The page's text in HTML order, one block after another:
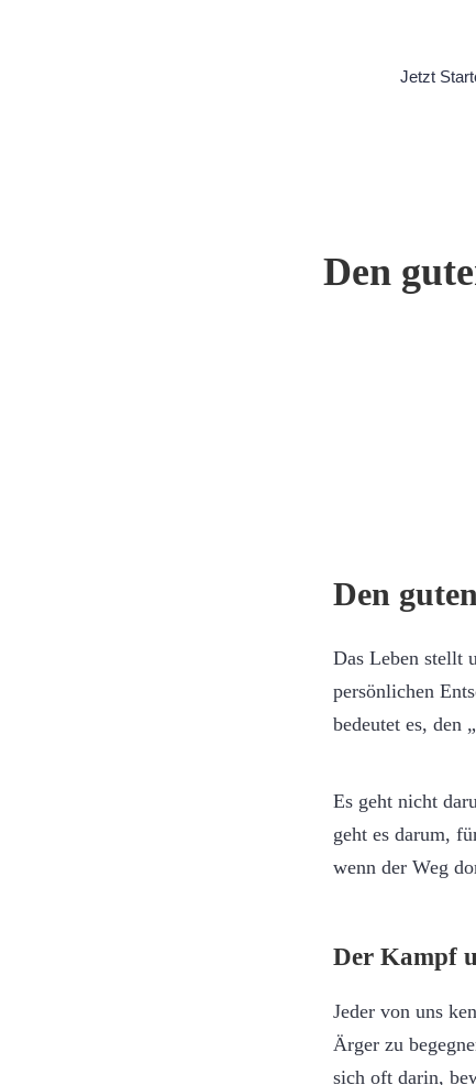
Jetzt
Den
Den
Das Leben stellt
persönlichen
bedeutet es, den
Es geht nicht
geht es darum,
wenn der Weg
Der Kampf
Jeder von uns
Ärger zu
sich oft darin,